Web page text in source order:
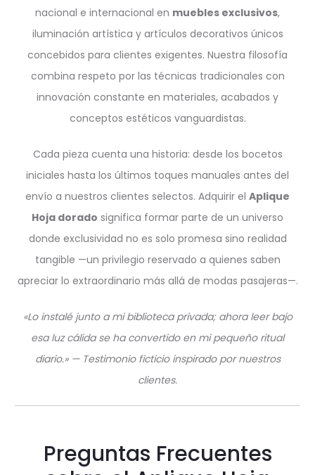
nacional e internacional en muebles exclusivos,
iluminación artística y artículos decorativos únicos
concebidos para clientes exigentes. Nuestra filosofía
combina respeto por las técnicas tradicionales con
innovación constante en materiales, acabados y
conceptos estéticos vanguardistas.
Cada pieza cuenta una historia: desde los bocetos
iniciales hasta los últimos toques manuales antes del
envío a nuestros clientes selectos. Adquirir el Aplique
Hoja dorado significa formar parte de un universo
donde exclusividad no es solo promesa sino realidad
tangible —un privilegio reservado a quienes saben
apreciar lo extraordinario más allá de modas pasajeras—.
«Lo instalé junto a mi biblioteca privada; ahora leer bajo
esa luz cálida se ha convertido en mi pequeño ritual
diario.» — Testimonio ficticio inspirado por nuestros
clientes.
Preguntas Frecuentes